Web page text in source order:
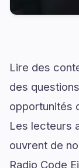
Lire des
des
opportunités
Les lecteurs
ouvrent de
Radio Code